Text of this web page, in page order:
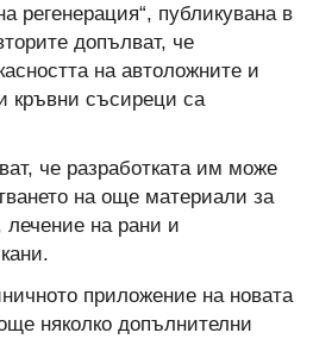
регенерация“, публикувана в
допълват, че
на автоложните и
кръвни съсиреци са
че разработката им може
на още материали за
лечение на рани и
приложение на новата
няколко допълнителни